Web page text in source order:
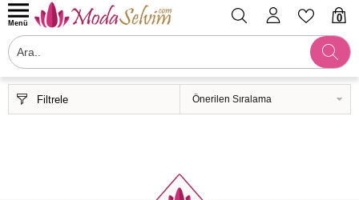
0
Menü
Filtrele